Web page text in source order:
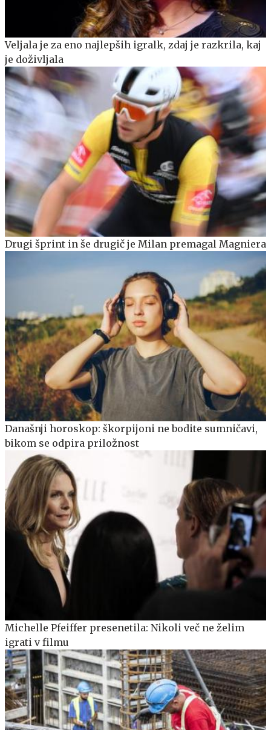
Veljala je za eno najlepših igralk, zdaj je razkrila, kaj
je doživljala
Drugi šprint in še drugič je Milan premagal Magniera
Današnji horoskop: škorpijoni ne bodite sumničavi,
bikom se odpira priložnost
Michelle Pfeiffer presenetila: Nikoli več ne želim
igrati v filmu